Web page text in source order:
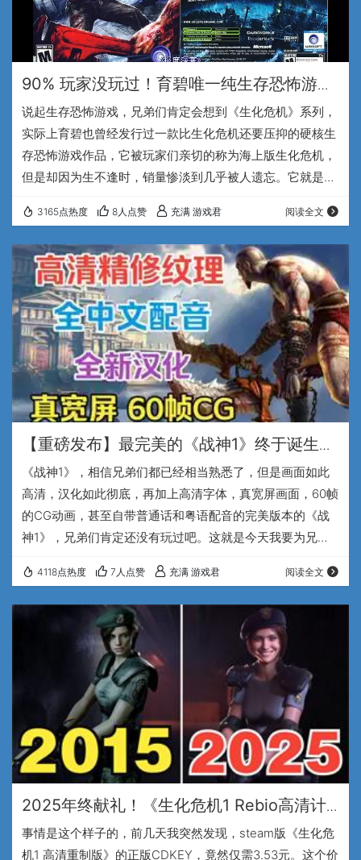
90% 玩家没玩过！育碧唯一纯生存恐怖游
戏，当年销量惨败如今硬核封神-《极度深
寒》汉化版
说起生存恐怖游戏，兄弟们肯定会想到《生化危机》系列，
实际上育碧也曾经发行过一款比生化危机还要压抑的硬核生
存恐怖游戏作品，它被玩家们亲切的称为海上版生化危机，
但是却因为生不逢时，销量惨淡到几乎被人遗忘。它就是21
我是专注于怀旧游戏的UP主，充满游戏君。 2005年3月，
这部由法国工作室Darkworks 开发，育碧发行的第三人称生
存恐怖射击游戏《极度深寒》同时登录了 PC、PS2、和
Xbox平台，然而说巧不巧的是，与此几乎差不多的同时，
当年全世界爆火的《生化危机4》…
3165点热度 8人点赞 充满 游戏君 阅读全文
【重磅发布】最完美的《战神1》终于诞生
了！PS3战神1民间真高清重制版 正式发布~
《战神1》，相信兄弟们都已经相当熟悉了，但是画面如此
高清，汉化如此彻底，再加上高清字体，真宽屏画面，60帧
的CG动画，甚至自带普通话和粤语配音的完美版本的《战
神1》，兄弟们肯定还没有玩过吧。这就是今天我要为兄弟
+中文配音+全新汉化+真宽屏+60帧CG动画的“PS3战神1民
间高清重制版”。 普通话的配音部分是由衍声Audio这个专业
的配音团队，同时也是战神系列的死忠粉们来完成的. 这次
粤语的配音是由香港战神有爱配音组完成的，这个配音团队
正是动画电影哪吒1和哪吒…
4118点热度 7人点赞 充满 游戏君 阅读全文
2025年终献礼！《生化危机1 Rebio高清计
划》震撼发布-【正版用】
事情是这个样子的，前几天我突然发现，steam版《生化危
机1 高清重制版》的正版CDKEY，竟然仅需3.53元。这个价